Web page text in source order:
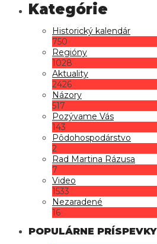
Historický kalendár
750
Regióny
1028
Aktuality
2426
Názory
517
Pozývame Vás
143
Pôdohospodárstvo
2
Rad Martina Rázusa
7
Video
1533
Nezaradené
16
POPULÁRNE PRÍSPEVKY